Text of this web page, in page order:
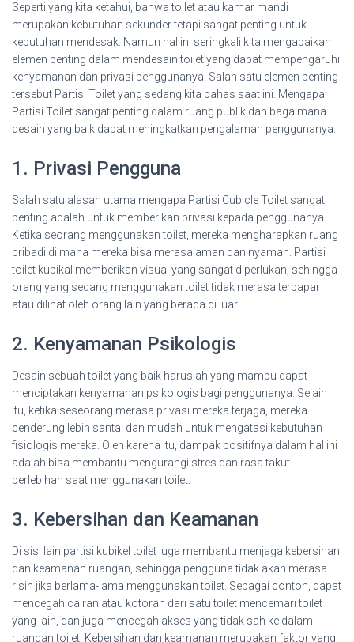
Seperti yang kita ketahui, bahwa toilet atau kamar mandi
merupakan kebutuhan sekunder tetapi sangat penting untuk
kebutuhan mendesak. Namun hal ini seringkali kita mengabaikan
elemen penting dalam mendesain toilet yang dapat mempengaruhi
kenyamanan dan privasi penggunanya. Salah satu elemen penting
tersebut Partisi Toilet yang sedang kita bahas saat ini. Mengapa
Partisi Toilet sangat penting dalam ruang publik dan bagaimana
desain yang baik dapat meningkatkan pengalaman penggunanya.
1. Privasi Pengguna
Salah satu alasan utama mengapa Partisi Cubicle Toilet sangat
penting adalah untuk memberikan privasi kepada penggunanya.
Ketika seorang menggunakan toilet, mereka mengharapkan ruang
pribadi di mana mereka bisa merasa aman dan nyaman. Partisi
toilet kubikal memberikan visual yang sangat diperlukan, sehingga
orang yang sedang menggunakan toilet tidak merasa terpapar
atau dilihat oleh orang lain yang berada di luar.
2. Kenyamanan Psikologis
Desain sebuah toilet yang baik haruslah yang mampu dapat
menciptakan kenyamanan psikologis bagi penggunanya. Selain
itu, ketika seseorang merasa privasi mereka terjaga, mereka
cenderung lebih santai dan mudah untuk mengatasi kebutuhan
fisiologis mereka. Oleh karena itu, dampak positifnya dalam hal ini
adalah bisa membantu mengurangi stres dan rasa takut
berlebihan saat menggunakan toilet.
3. Kebersihan dan Keamanan
Di sisi lain partisi kubikel toilet juga membantu menjaga kebersihan
dan keamanan ruangan, sehingga pengguna tidak akan merasa
risih jika berlama-lama menggunakan toilet. Sebagai contoh, dapat
mencegah cairan atau kotoran dari satu toilet mencemari toilet
yang lain, dan juga mencegah akses yang tidak sah ke dalam
ruangan toilet. Kebersihan dan keamanan merupakan faktor yang